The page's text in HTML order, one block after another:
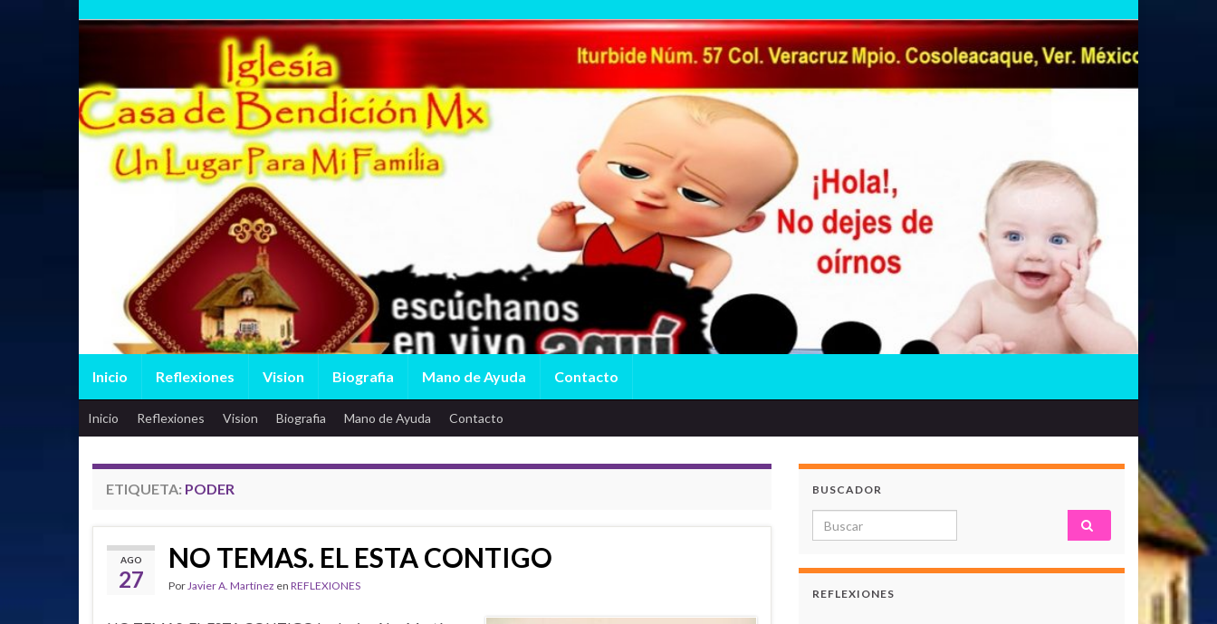
Inicio Reflexiones Vision Biografia Mano de Ayuda Contacto
Inicio Reflexiones Vision Biografia Mano de Ayuda Contacto
ETIQUETA: PODER
AGO
27
NO TEMAS. EL ESTA CONTIGO
PorJavier A. Martínez en REFLEXIONES
BUSCADOR
Search for:
REFLEXIONES